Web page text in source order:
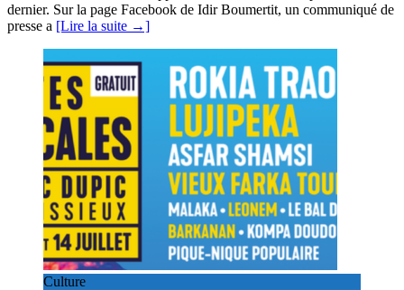
dernier. Sur la page Facebook de Idir Boumertit, un communiqué de
presse a [Lire la suite →]
Culture